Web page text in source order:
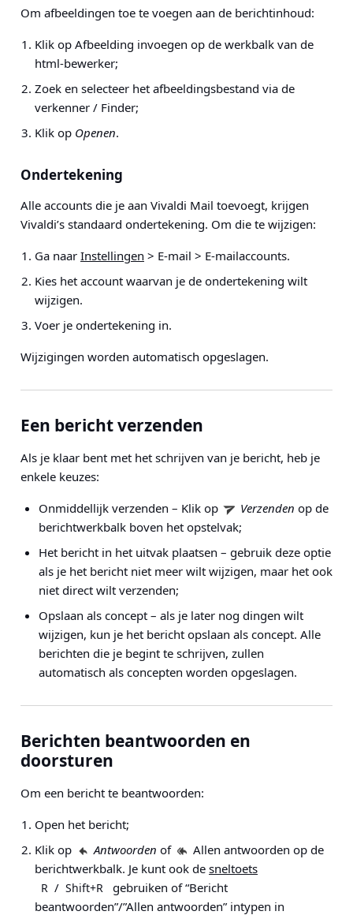
Om afbeeldingen toe te voegen aan de berichtinhoud:
Klik op Afbeelding invoegen op de werkbalk van de
html-bewerker;
Zoek en selecteer het afbeeldingsbestand via de
verkenner / Finder;
Klik op Openen.
Ondertekening
Alle accounts die je aan Vivaldi Mail toevoegt, krijgen
Vivaldi’s standaard ondertekening. Om die te wijzigen:
Ga naar Instellingen > E-mail > E-mailaccounts.
Kies het account waarvan je de ondertekening wilt
wijzigen.
Voer je ondertekening in.
Wijzigingen worden automatisch opgeslagen.
Een bericht verzenden
Als je klaar bent met het schrijven van je bericht, heb je
enkele keuzes:
Onmiddellijk verzenden – Klik op
Verzenden op de
berichtwerkbalk boven het opstelvak;
Het bericht in het uitvak plaatsen – gebruik deze optie
als je het bericht niet meer wilt wijzigen, maar het ook
niet direct wilt verzenden;
Opslaan als concept – als je later nog dingen wilt
wijzigen, kun je het bericht opslaan als concept. Alle
berichten die je begint te schrijven, zullen
automatisch als concepten worden opgeslagen.
Berichten beantwoorden en
doorsturen
Om een bericht te beantwoorden:
Open het bericht;
Klik op
Antwoorden of
Allen antwoorden op de
berichtwerkbalk. Je kunt ook de sneltoets
R / Shift+R
gebruiken of “Bericht
beantwoorden”/”Allen antwoorden” intypen in